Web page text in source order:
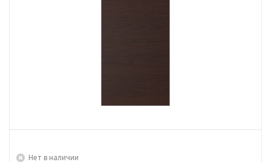
Нет в наличии